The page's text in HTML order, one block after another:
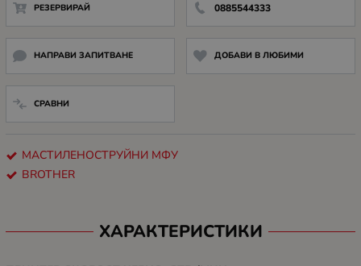
РЕЗЕРВИРАЙ 0885544333
НАПРАВИ ЗАПИТВАНЕ ДОБАВИ В ЛЮБИМИ
СРАВНИ
МАСТИЛЕНОСТРУЙНИ МФУ
BROTHER
ХАРАКТЕРИСТИКИ